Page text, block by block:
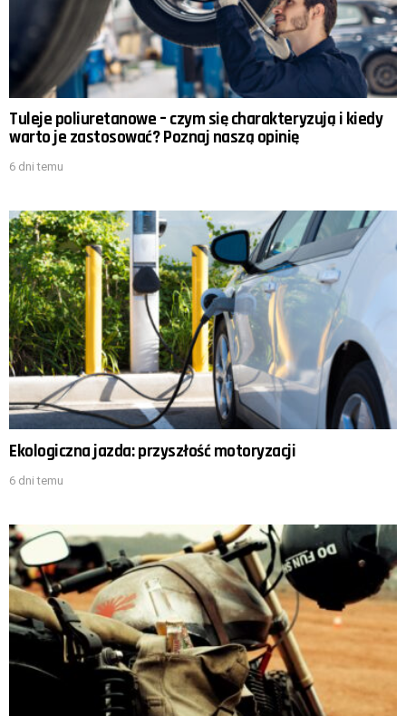
Tuleje poliuretanowe – czym się charakteryzują i kiedy
warto je zastosować? Poznaj naszą opinię
6 dni temu
Ekologiczna jazda: przyszłość motoryzacji
6 dni temu